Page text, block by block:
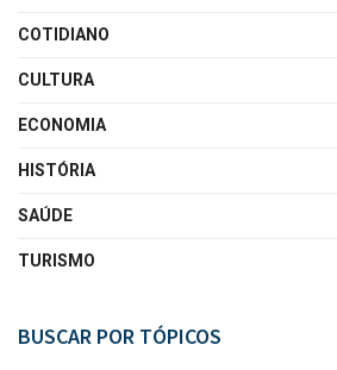
COTIDIANO
CULTURA
ECONOMIA
HISTÓRIA
SAÚDE
TURISMO
BUSCAR POR TÓPICOS